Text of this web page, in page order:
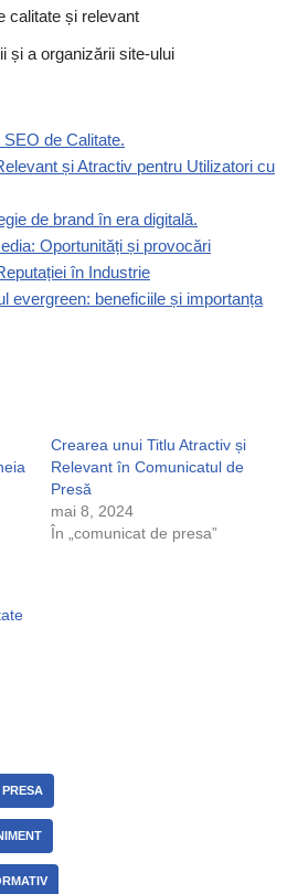
calitate și relevant
și a organizării site-ului
de Calitate.
și Atractiv pentru Utilizatori cu
de brand în era digitală.
Oportunități și provocări
în Industrie
evergreen: beneficiile și importanța
Crearea unui Titlu Atractiv și
Relevant în Comunicatul de
Presă
mai 8, 2024
În „comunicat de presa”